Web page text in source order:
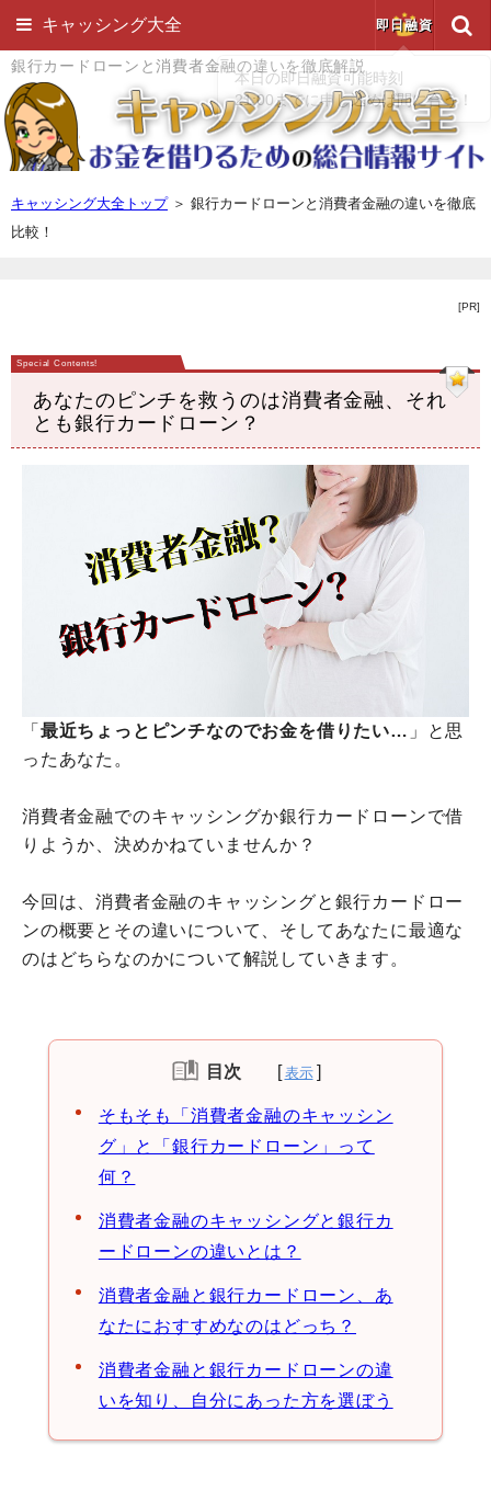
キャッシング大全 即日融資
銀行カードローンと消費者金融の違いを徹底解説
キャッシング大全トップ＞ 銀行カードローンと消費者金融の違いを徹底
比較！
[PR]
あなたのピンチを救うのは消費者金融、それ
とも銀行カードローン？
「 最近ちょっとピンチなのでお金を借りたい… 」と思
ったあなた。
消費者金融でのキャッシングか銀行カードローンで借
りようか、決めかねていませんか？
今回は、消費者金融のキャッシングと銀行カードロー
ンの概要とその違いについて、そしてあなたに最適な
のはどちらなのかについて解説していきます。
目次
そもそも「消費者金融のキャッシン
グ」と「銀行カードローン」って
何？
消費者金融のキャッシングと銀行カ
ードローンの違いとは？
消費者金融と銀行カードローン、あ
なたにおすすめなのはどっち？
消費者金融と銀行カードローンの違
いを知り、自分にあった方を選ぼう